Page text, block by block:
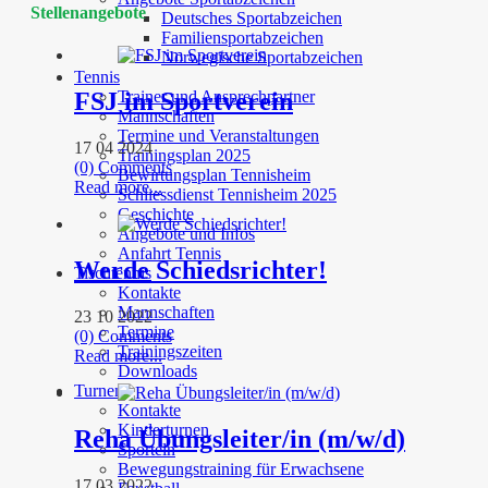
Deutsches Sportabzeichen
Familiensportabzeichen
Norwegische Sportabzeichen
Tennis
Trainer und Ansprechpartner
Mannschaften
Termine und Veranstaltungen
Trainingsplan 2025
Bewirtungsplan Tennisheim
Schliessdienst Tennisheim 2025
Geschichte
Angebote und Infos
Anfahrt Tennis
Tischtennis
Kontakte
Mannschaften
Termine
Trainingszeiten
Downloads
Turnen
Kontakte
Kinderturnen
Sporteln
Bewegungstraining für Erwachsene
Stellenangebote
FSJ im Sportverein
17 04 2024
(0) Comments
Read more...
Werde Schiedsrichter!
23 10 2022
(0) Comments
Read more...
Reha Übungsleiter/in (m/w/d)